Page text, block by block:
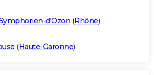
d'Ozon (Rhône)
(Haute-Garonne)